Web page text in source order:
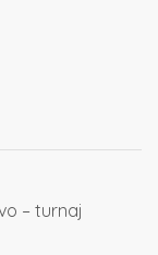
– turnaj